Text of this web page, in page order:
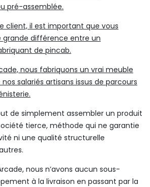
pré-assemblée.
client, il est important que vous
grande différence entre un
de pincab.
nous fabriquons un vrai meuble
salariés artisans issus de parcours
de simplement assembler un produit
tierce, méthode qui ne garantie
ni une qualité structurelle
nous n’avons aucun sous-
à la livraison en passant par la